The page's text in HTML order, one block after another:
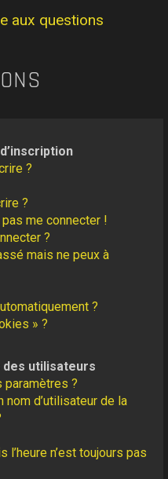
aux questions
?
?
me connecter !
?
mais ne peux à
?
» ?
utilisateurs
paramètres ?
nom d’utilisateur de la
l’heure n’est toujours pas